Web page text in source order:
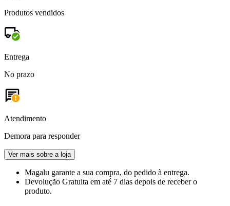
Produtos vendidos
Entrega
No prazo
Atendimento
Demora para responder
Ver mais sobre a loja
Magalu garante a sua compra, do pedido à entrega.
Devolução Gratuita em até 7 dias depois de receber o
produto.